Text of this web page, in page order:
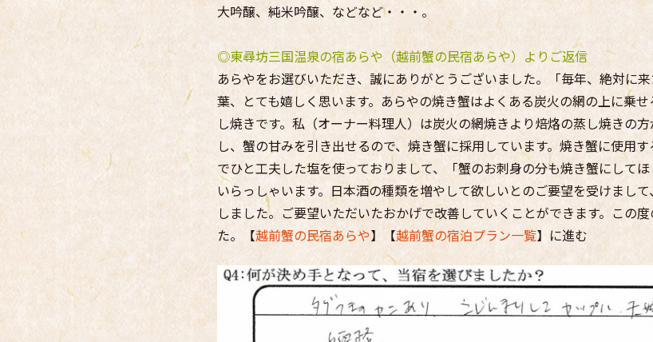
大吟醸、純米吟醸、などなど・・・。
◎東尋坊三国温泉の宿あらや（越前蟹の民宿あらや）よりご返信
あらやをお選びいただき、誠にありがとうございました。「毎年、絶対に
葉、とても嬉しく思います。あらやの焼き蟹はよくある炭火の網の上に乗
し焼きです。私（オーナー料理人）は炭火の網焼きより焙烙の蒸し焼きの
し、蟹の甘みを引き出せるので、焼き蟹に採用しています。焼き蟹に使用
でひと工夫した塩を使っておりまして、「蟹のお刺身の分も焼き蟹にして
いらっしゃいます。日本酒の種類を増やして欲しいとのご要望を受けまし
しました。ご要望いただいたおかげで改善していくことができます。この
た。【越前蟹の民宿あらや】【越前蟹の宿泊プラン一覧】に進む